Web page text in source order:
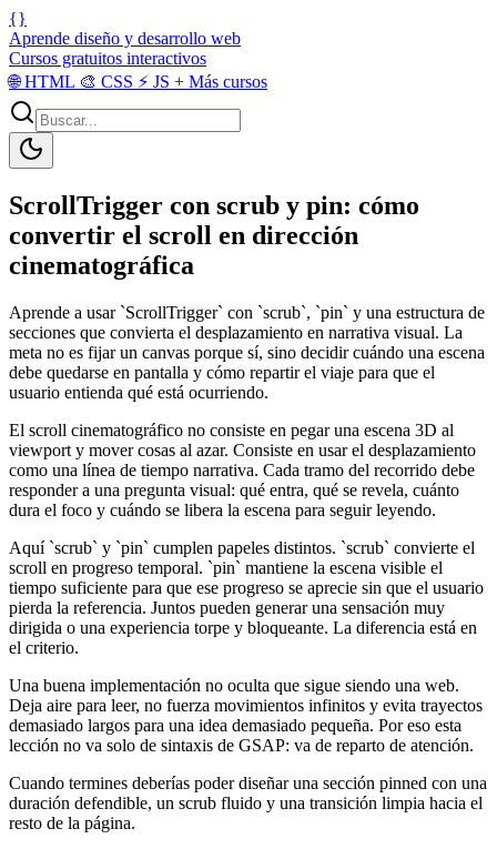
{}
Aprende diseño y desarrollo web
Cursos gratuitos interactivos
🌐HTML 🎨 CSS ⚡ JS + Más cursos
ScrollTrigger con scrub y pin: cómo
convertir el scroll en dirección
cinematográfica
Aprende a usar `ScrollTrigger` con `scrub`, `pin` y una estructura de
secciones que convierta el desplazamiento en narrativa visual. La
meta no es fijar un canvas porque sí, sino decidir cuándo una escena
debe quedarse en pantalla y cómo repartir el viaje para que el
usuario entienda qué está ocurriendo.
El scroll cinematográfico no consiste en pegar una escena 3D al
viewport y mover cosas al azar. Consiste en usar el desplazamiento
como una línea de tiempo narrativa. Cada tramo del recorrido debe
responder a una pregunta visual: qué entra, qué se revela, cuánto
dura el foco y cuándo se libera la escena para seguir leyendo.
Aquí `scrub` y `pin` cumplen papeles distintos. `scrub` convierte el
scroll en progreso temporal. `pin` mantiene la escena visible el
tiempo suficiente para que ese progreso se aprecie sin que el usuario
pierda la referencia. Juntos pueden generar una sensación muy
dirigida o una experiencia torpe y bloqueante. La diferencia está en
el criterio.
Una buena implementación no oculta que sigue siendo una web.
Deja aire para leer, no fuerza movimientos infinitos y evita trayectos
demasiado largos para una idea demasiado pequeña. Por eso esta
lección no va solo de sintaxis de GSAP: va de reparto de atención.
Cuando termines deberías poder diseñar una sección pinned con una
duración defendible, un scrub fluido y una transición limpia hacia el
resto de la página.